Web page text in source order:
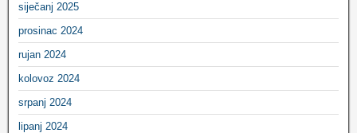
siječanj 2025
prosinac 2024
rujan 2024
kolovoz 2024
srpanj 2024
lipanj 2024